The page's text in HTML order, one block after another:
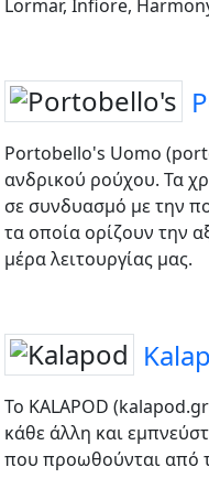
Lormar, Infiore,
Portobello's Uomo
ανδρικού ρούχου. Τα
σε συνδυασμό με την
τα οποία ορίζουν την
μέρα λειτουργίας μας.
Το KALAPOD
κάθε άλλη και
που προωθούνται από